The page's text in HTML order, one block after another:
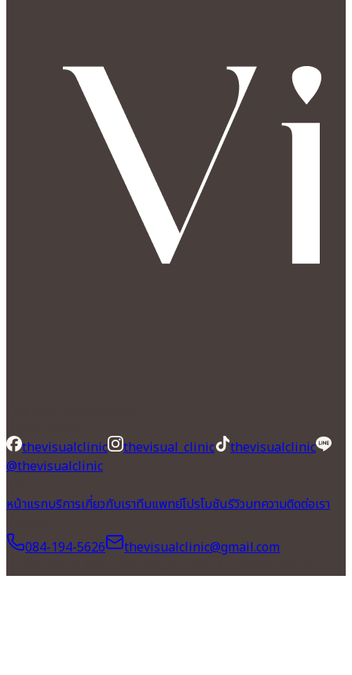
thevisualclinic
thevisual_clinic
thevisualclinic
@thevisualclinic
หน้าแรกบริการเกี่ยวกับเราทีมแพทย์โปรโมชันรีวิวบทความติดต่อเรา
084-194-5626
thevisualclinic@gmail.com